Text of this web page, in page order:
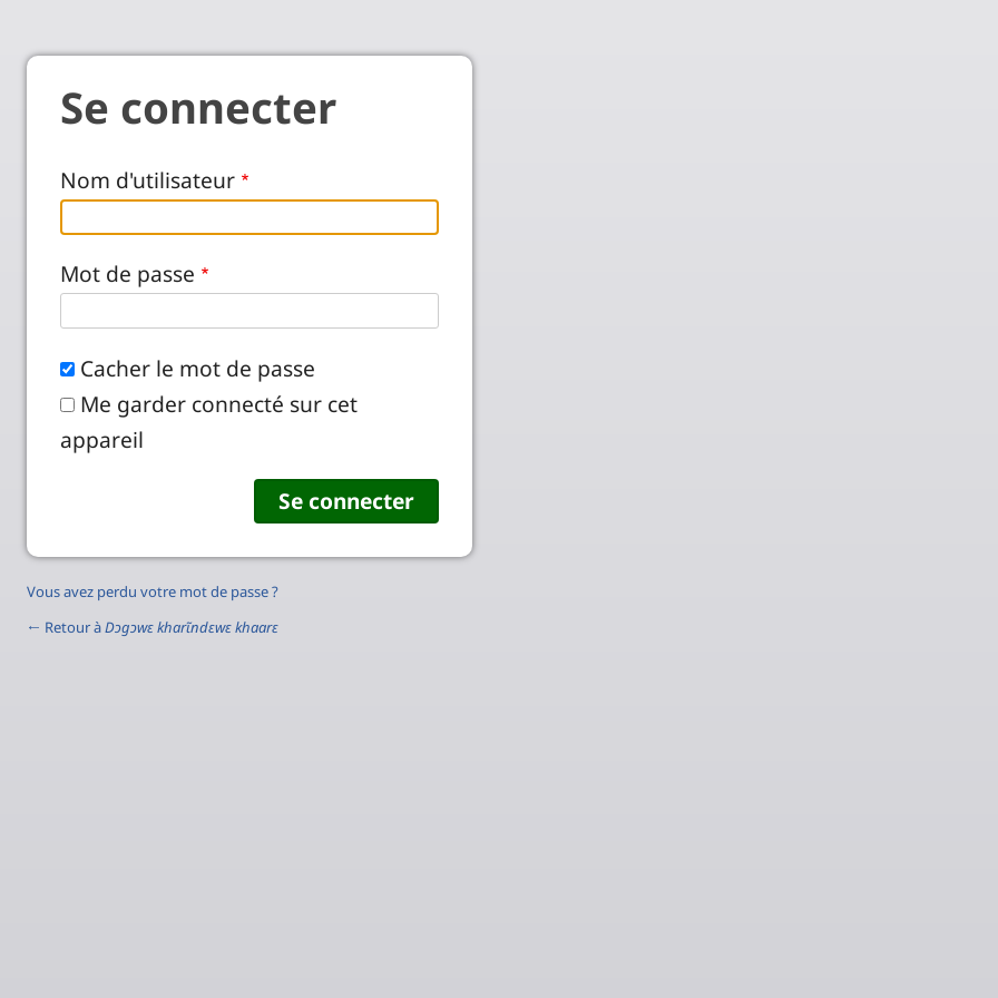
Se connecter
Nom d'utilisateur
Mot de passe
Cacher le mot de passe
Me garder connecté sur cet
appareil
Vous avez perdu votre mot de passe ?
← Retour àDɔgɔwɛ kharɩ̃ndɛwɛ khaarɛ